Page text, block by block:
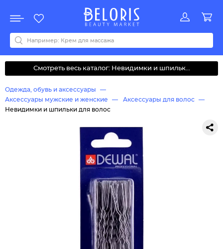
Акции
Все бренды
0-9ABCDEFGHIJKLMNOPQRSTUVWYZАБВДЗИМОКЛНПРСТУФ
Смотреть весь каталог: Невидимки и шпильк...
Одежда, обувь и аксессуары
Аксессуары мужские и женские
Аксессуары для волос
Невидимки и шпильки для волос